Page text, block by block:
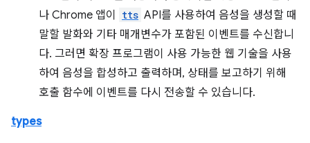
나 Chrome 앱이
tts API를 사용하여 음성을 생성할 때
말할 발화와 기타 매개변수가 포함된 이벤트를 수신합니
다. 그러면 확장 프로그램이 사용 가능한 웹 기술을 사용
하여 음성을 합성하고 출력하며, 상태를 보고하기 위해
호출 함수에 이벤트를 다시 전송할 수 있습니다.
types